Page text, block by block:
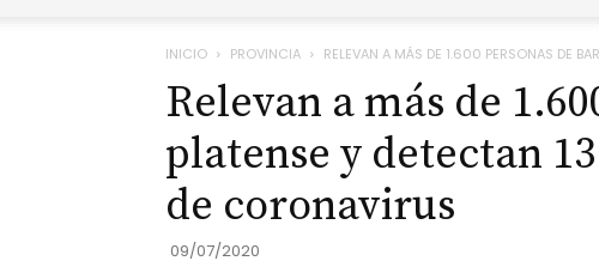
INICIO PROVINCIA RELEVAN A MÁS DE 1.600 PERSONAS DE
Relevan a más de
platense y detectan
de coronavirus
09/07/2020